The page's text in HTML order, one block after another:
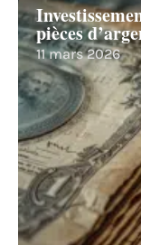
pièces
11 mars 2026